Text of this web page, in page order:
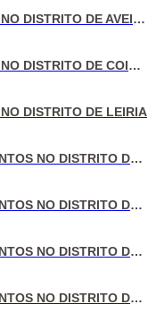
VENDA DE MORADIAS NO DISTRITO DE AVEIRO
VENDA DE MORADIAS NO DISTRITO DE COIMBRA
DISTRITO DE LEIRIA
VENDA DE APARTAMENTOS NO DISTRITO DE LISBOA
VENDA DE APARTAMENTOS NO DISTRITO DO PORTO
VENDA DE APARTAMENTOS NO DISTRITO DE AVEIRO
VENDA DE APARTAMENTOS NO DISTRITO DE COIMBRA